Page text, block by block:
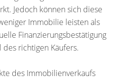
Jedoch können sich diese
Immobilie leisten als
Finanzierungsbestätigung
richtigen Käufers.
des Immobilienverkaufs